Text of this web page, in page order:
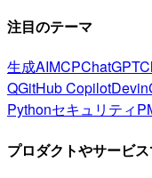
注目のテーマ
生成AIMCPChatGPT
QGitHub CopilotDevin
Pythonセキュリティ
プロダクトやサービ